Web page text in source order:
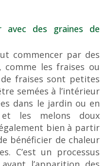
avec des graines de
commencer par des
les fraises ou
fraises sont petites
semées à l’intérieur
dans le jardin ou en
les melons doux
bien à partir
bénéficier de chaleur
C’est un processus